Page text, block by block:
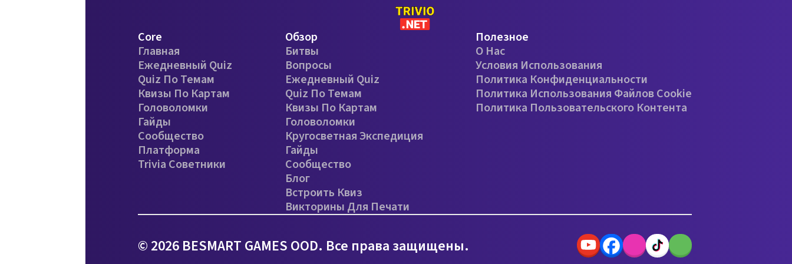
Core
Главная
Ежедневный Quiz
Quiz По Темам
Квизы По Картам
Головоломки
Гайды
Сообщество
Платформа
Trivia Советники
Обзор
Битвы
Вопросы
Ежедневный Quiz
Quiz По Темам
Квизы По Картам
Головоломки
Кругосветная Экспедиция
Гайды
Сообщество
Блог
Встроить Квиз
Викторины Для Печати
Полезное
О Нас
Условия Использования
Политика Конфиденциальности
Политика Использования Файлов Cookie
Политика Пользовательского Контента
© 2026 BESMART GAMES OOD. Все права защищены.